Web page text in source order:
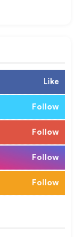
Like
Follow
Follow
Follow
Follow